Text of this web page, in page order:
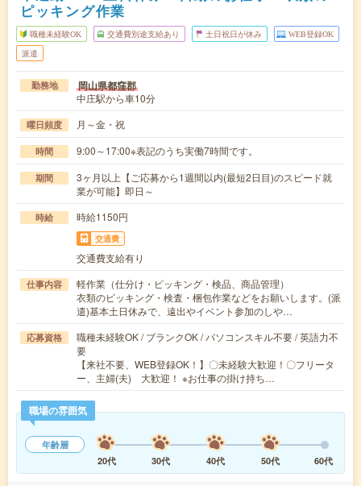
ピッキング作業
職種未経験OK 交通費別途支給あり 土日祝日が休み WEB登録OK
派遣
勤務地 岡山県都窪郡
中庄駅から車10分
曜日頻度 月～金・祝
時間 9:00～17:00※表記のうち実働7時間です。
期間
3ヶ月以上【ご応募から1週間以内(最短2日目)のスピード就
業が可能】即日～
時給 時給1150円
交通費
交通費支給有り
仕事内容
軽作業（仕分け・ピッキング・検品、商品管理）
衣類のピッキング・検査・梱包作業などをお願いします。(派
遣)基本土日休みで、遠出やイベント参加のしや…
応募資格
職種未経験OK / ブランクOK / パソコンスキル不要 / 英語力不
要
【来社不要、WEB登録OK！】〇未経験大歓迎！〇フリータ
ー、主婦(夫) 大歓迎！ ※お仕事の掛け持ち…
職場の雰囲気
年齢層
20代
30代 40代 50代 60代